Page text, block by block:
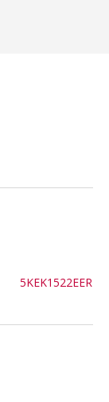
5KEK1522EER